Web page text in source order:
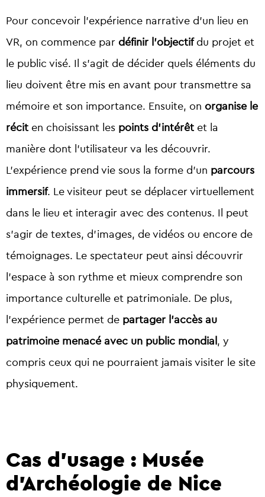
Pour concevoir l’expérience narrative d’un lieu en
VR, on commence par définir l’objectifdu projet et
le public visé. Il s’agit de décider quels éléments du
lieu doivent être mis en avant pour transmettre sa
mémoire et son importance. Ensuite, on organise le
récit en choisissant les points d’intérêt et la
manière dont l’utilisateur va les découvrir.
L’expérience prend vie sous la forme d’un parcours
immersif. Le visiteur peut se déplacer virtuellement
dans le lieu et interagir avec des contenus. Il peut
s’agir de textes, d’images, de vidéos ou encore de
témoignages. Le spectateur peut ainsi découvrir
l’espace à son rythme et mieux comprendre son
importance culturelle et patrimoniale. De plus,
l’expérience permet de partager l’accès au
patrimoine menacé avec un public mondial , y
compris ceux qui ne pourraient jamais visiter le site
physiquement.
Cas d’usage : Musée
d’Archéologie de Nice